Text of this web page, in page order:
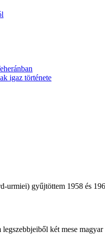
igaz története
urmiei) gyűjtöttem 1958 és
két mese